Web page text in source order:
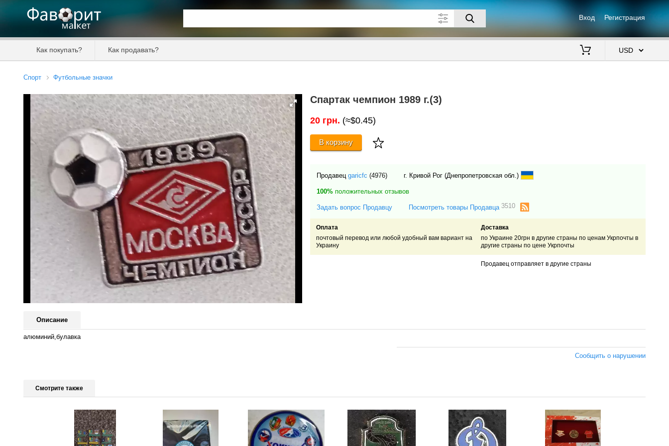
Вход Регистрация
Как покупать? Как продавать?
Спорт Футбольные значки
Спартак чемпион 1989 г.(3)
20 грн. (≈$0.45)
В корзину
Продавец garicfc (4976) г. Кривой Рог (Днепропетровская обл.)
100% положительных отзывов
Задать вопрос Продавцу Посмотреть товары Продавца 3510
Оплата
почтовый перевод или любой удобный вам вариант на
Украину
Доставка
по Украине 20грн в другие страны по ценам Укрпочты в
другие страны по цене Укрпочты
Продавец отправляет в другие страны
Описание
алюминий,булавка
Сообщить о нарушении
Смотрите также